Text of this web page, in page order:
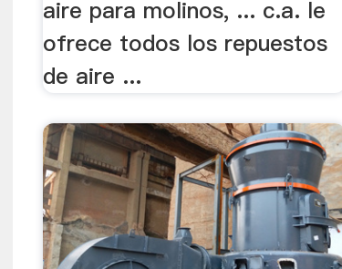
aire para molinos, ... c.a. le
ofrece todos los repuestos
de aire ...